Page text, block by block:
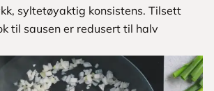
syltetøyaktig konsistens. Tilsett
til sausen er redusert til halv